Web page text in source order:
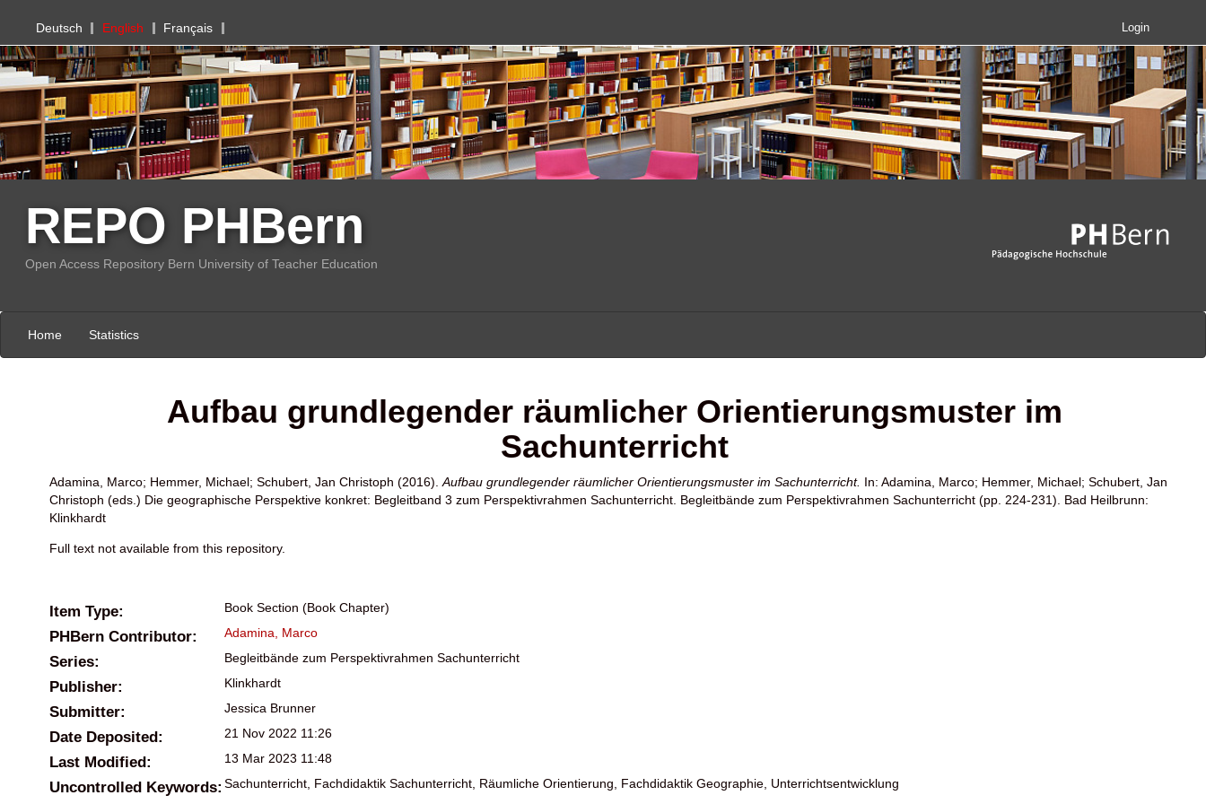
PHBern
Deutsch English Français Login
REPO PHBern
Open Access Repository Bern University of Teacher Education
Home Statistics
Aufbau grundlegender räumlicher Orientierungsmuster im
Sachunterricht
Adamina, Marco; Hemmer, Michael; Schubert, Jan Christoph (2016).Aufbau grundlegender räumlicher Orientierungsmuster im Sachunterricht. In: Adamina, Marco; Hemmer, Michael; Schubert, Jan
Christoph (eds.) Die geographische Perspektive konkret: Begleitband 3 zum Perspektivrahmen Sachunterricht. Begleitbände zum Perspektivrahmen Sachunterricht (pp. 224-231). Bad Heilbrunn:
Klinkhardt
Full text not available from this repository.
Item Type: Book Section (Book Chapter)
PHBern Contributor: Adamina, Marco
Series: Begleitbände zum Perspektivrahmen Sachunterricht
Publisher: Klinkhardt
Submitter: Jessica Brunner
Date Deposited: 21 Nov 2022 11:26
Last Modified: 13 Mar 2023 11:48
Uncontrolled Keywords: Sachunterricht, Fachdidaktik Sachunterricht, Räumliche Orientierung, Fachdidaktik Geographie, Unterrichtsentwicklung